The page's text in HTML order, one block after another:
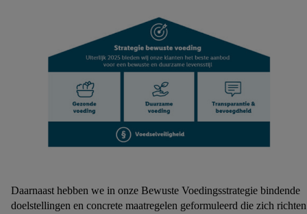
Daarnaast hebben we in onze Bewuste Voedingsstrategie bindende
doelstellingen en concrete maatregelen geformuleerd die zich richten